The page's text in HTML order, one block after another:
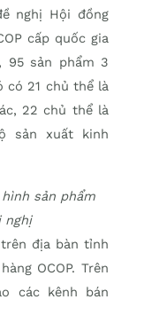
nghị Hội đồng
cấp quốc gia
95 sản phẩm 3
có 21 chủ thể là
22 chủ thể là
sản xuất kinh
sản phẩm
nghị
địa bàn tỉnh
OCOP. Trên
các kênh bán